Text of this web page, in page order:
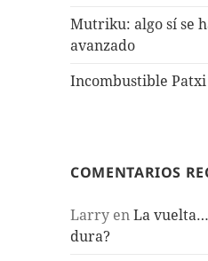
Mutriku: algo sí se
avanzado
Incombustible
COMENTARIOS
Larry enLa
dura?